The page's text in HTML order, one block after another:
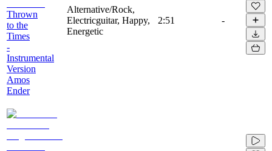
Thrown
to the
Times
-
Instrumental
Version
Amos
Ender
Alternative/Rock,
Electricguitar, Happy,
Energetic
2:51 -